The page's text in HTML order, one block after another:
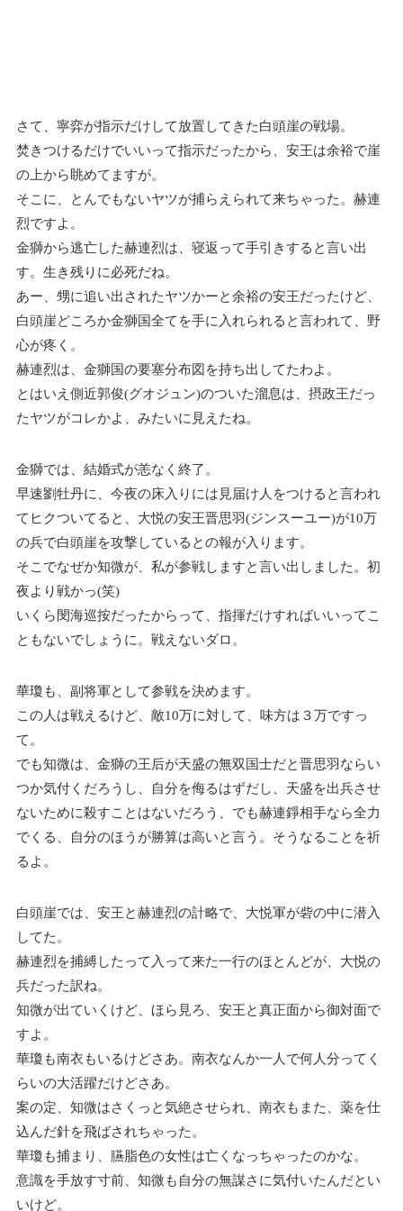
さて、寧弈が指示だけして放置してきた白頭崖の戦場。
焚きつけるだけでいいって指示だったから、安王は余裕で崖
の上から眺めてますが。
そこに、とんでもないヤツが捕らえられて来ちゃった。赫連
烈ですよ。
金獅から逃亡した赫連烈は、寝返って手引きすると言い出
す。生き残りに必死だね。
あー、甥に追い出されたヤツかーと余裕の安王だったけど、
白頭崖どころか金獅国全てを手に入れられると言われて、野
心が疼く。
赫連烈は、金獅国の要塞分布図を持ち出してたわよ。
とはいえ側近郭俊(グオジュン)のついた溜息は、摂政王だっ
たヤツがコレかよ、みたいに見えたね。
金獅では、結婚式が恙なく終了。
早速劉牡丹に、今夜の床入りには見届け人をつけると言われ
てヒクついてると、大悦の安王晋思羽(ジンスーユー)が10万
の兵で白頭崖を攻撃しているとの報が入ります。
そこでなぜか知微が、私が参戦しますと言い出しました。初
夜より戦かっ(笑)
いくら閔海巡按だったからって、指揮だけすればいいってこ
ともないでしょうに。戦えないダロ。
華瓊も、副将軍として参戦を決めます。
この人は戦えるけど、敵10万に対して、味方は３万ですっ
て。
でも知微は、金獅の王后が天盛の無双国士だと晋思羽ならい
つか気付くだろうし、自分を侮るはずだし、天盛を出兵させ
ないために殺すことはないだろう、でも赫連錚相手なら全力
でくる、自分のほうが勝算は高いと言う。そうなることを祈
るよ。
白頭崖では、安王と赫連烈の計略で、大悦軍が砦の中に潜入
してた。
赫連烈を捕縛したって入って来た一行のほとんどが、大悦の
兵だった訳ね。
知微が出ていくけど、ほら見ろ、安王と真正面から御対面で
すよ。
華瓊も南衣もいるけどさあ。南衣なんか一人で何人分ってく
らいの大活躍だけどさあ。
案の定、知微はさくっと気絶させられ、南衣もまた、薬を仕
込んだ針を飛ばされちゃった。
華瓊も捕まり、臙脂色の女性は亡くなっちゃったのかな。
意識を手放す寸前、知微も自分の無謀さに気付いたんだとい
いけど。